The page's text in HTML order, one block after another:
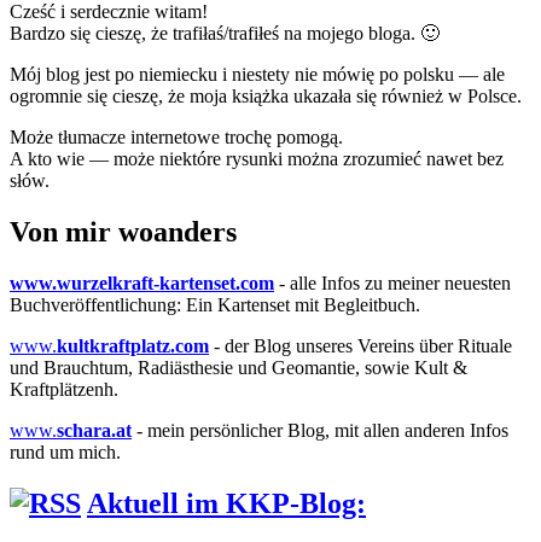
Cześć i serdecznie witam!
Bardzo się cieszę, że trafiłaś/trafiłeś na mojego bloga. 🙂
Mój blog jest po niemiecku i niestety nie mówię po polsku — ale
ogromnie się cieszę, że moja książka ukazała się również w Polsce.
Może tłumacze internetowe trochę pomogą.
A kto wie — może niektóre rysunki można zrozumieć nawet bez
słów.
Von mir woanders
www.wurzelkraft-kartenset.com - alle Infos zu meiner neuesten
Buchveröffentlichung: Ein Kartenset mit Begleitbuch.
www.kultkraftplatz.com - der Blog unseres Vereins über Rituale
und Brauchtum, Radiästhesie und Geomantie, sowie Kult &
Kraftplätzenh.
www.schara.at - mein persönlicher Blog, mit allen anderen Infos
rund um mich.
Aktuell im KKP-Blog: